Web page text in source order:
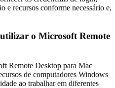
e recursos conforme necessário e,
o Microsoft Remote
Remote Desktop para Mac
de computadores Windows
ao trabalhar em diferentes